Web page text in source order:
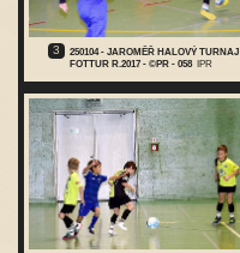
3
250104 - JAROMĚŘ HALOVÝ TURNAJ
FOTTUR R.2017 - ©PR - 058
IPR